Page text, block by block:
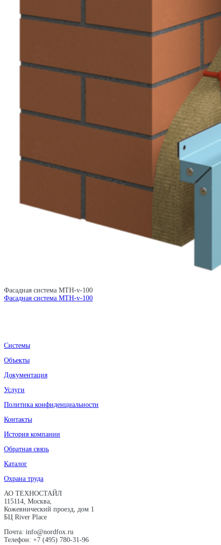
Фасадная система MTH-v-100
Фасадная система MTH-v-100
Системы
Объекты
Документация
Услуги
Политика конфиденциальности
Контакты
История компании
Обратная связь
Каталог
Охрана труда
АО ТЕХНОСТАЙЛ
115114, Москва,
Кожевнический проезд, дом 1
БЦ River Place
Почта: info@nordfox.ru
Телефон: +7 (495) 780-31-96